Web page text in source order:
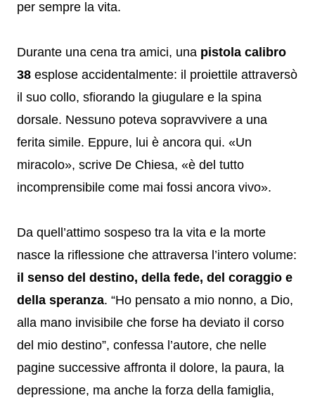
per sempre la vita.
Durante una cena tra amici, una pistola calibro
38 esplose accidentalmente: il proiettile attraversò
il suo collo, sfiorando la giugulare e la spina
dorsale. Nessuno poteva sopravvivere a una
ferita simile. Eppure, lui è ancora qui. «Un
miracolo», scrive De Chiesa, «è del tutto
incomprensibile come mai fossi ancora vivo».
Da quell’attimo sospeso tra la vita e la morte
nasce la riflessione che attraversa l’intero volume:
il senso del destino, della fede, del coraggio e
della speranza. “Ho pensato a mio nonno, a Dio,
alla mano invisibile che forse ha deviato il corso
del mio destino”, confessa l’autore, che nelle
pagine successive affronta il dolore, la paura, la
depressione, ma anche la forza della famiglia,